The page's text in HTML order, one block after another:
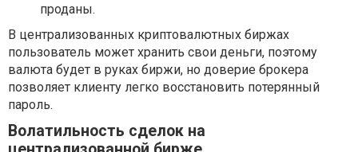
проданы.
В централизованных криптовалютных биржах
пользователь может хранить свои деньги, поэтому
валюта будет в руках биржи, но доверие брокера
позволяет клиенту легко восстановить потерянный
пароль.
Волатильность сделок на